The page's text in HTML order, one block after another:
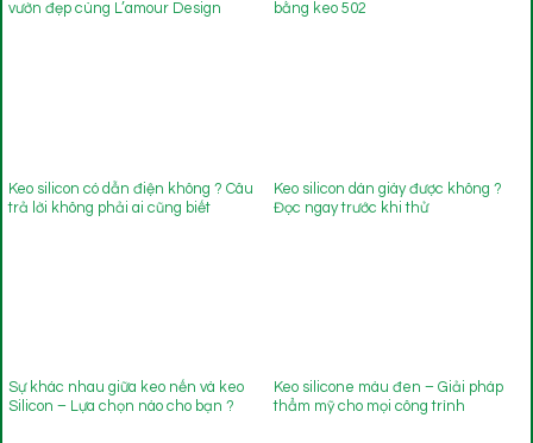
vườn đẹp cùng L’amour Design
bằng keo 502
Keo silicon có dẫn điện không ? Câu
trả lời không phải ai cũng biết
Keo silicon dán giày được không ?
Đọc ngay trước khi thử
Sự khác nhau giữa keo nến và keo
Silicon – Lựa chọn nào cho bạn ?
Keo silicone màu đen – Giải pháp
thẩm mỹ cho mọi công trình